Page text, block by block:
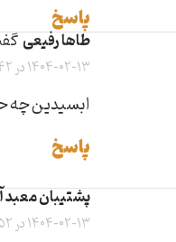
پاسخ
طاها رفیعی
1404-02-13 در 17:42
ابسیدین چه
پاسخ
پشتیبان
1404-02-13 در 17:52